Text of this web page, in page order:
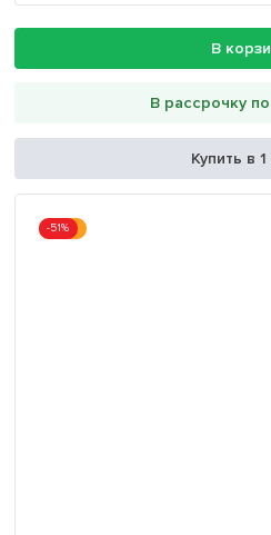
В
В рассрочку
Купить в
Акция
-51%